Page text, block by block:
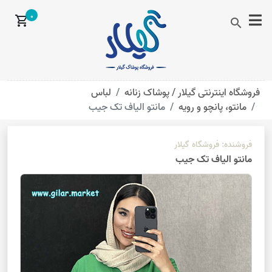
search
shopping_cart0
فروشگاه اینترنتی گیلار /پوشاک زنانه
لباس
مانتو، پانچو و رویه
مانتو الیاف تک جیب
فروشنده: فروشگاه گیلار
مانتو الیاف تک جیب